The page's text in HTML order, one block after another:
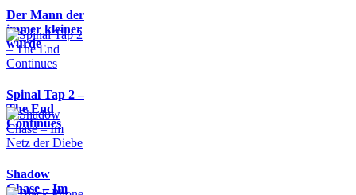
Der Mann der
immer kleiner
wurde
Spinal Tap 2 –
The End
Continues
Shadow
Chase – Im